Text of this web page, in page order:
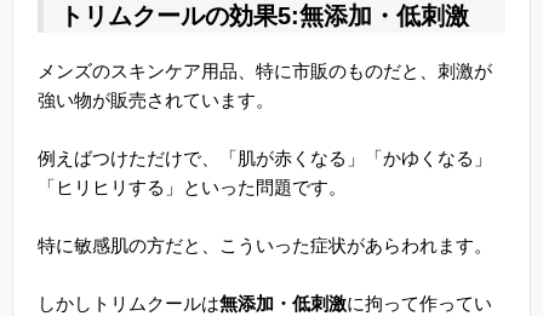
トリムクールの効果5:無添加・低刺激
メンズのスキンケア用品、特に市販のものだと、刺激が
強い物が販売されています。
例えばつけただけで、「肌が赤くなる」「かゆくなる」
「ヒリヒリする」といった問題です。
特に敏感肌の方だと、こういった症状があらわれます。
しかしトリムクールは無添加・低刺激に拘って作ってい